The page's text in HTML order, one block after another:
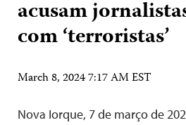
acusam
com ‘terroristas’
March 8, 2024 7:17 AM EST
Nova Iorque, 7 de março de